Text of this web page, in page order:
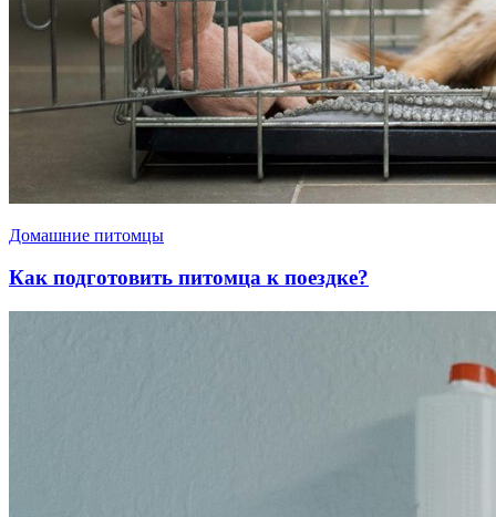
Домашние питомцы
Как подготовить питомца к поездке?